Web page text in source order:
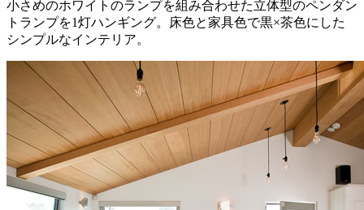
小さめのホワイトのランプを組み合わせた立体型のペンダン
トランプを1灯ハンギング。床色と家具色で黒×茶色にした
シンプルなインテリア。